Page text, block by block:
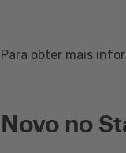
Para obter mais
Novo no